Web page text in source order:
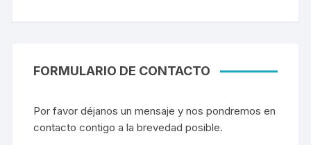
FORMULARIO DE CONTACTO
Por favor déjanos un mensaje y nos pondremos en
contacto contigo a la brevedad posible.